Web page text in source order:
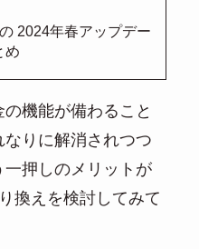
2024年春アップデー
め
機能が備わること
りに解消されつつ
押しのメリットが
換えを検討してみて